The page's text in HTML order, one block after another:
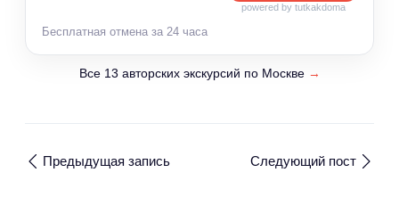
powered by tutkakdoma
Бесплатная отмена за 24 часа
Все 13 авторских экскурсий по Москве →
Предыдущая запись Следующий пост